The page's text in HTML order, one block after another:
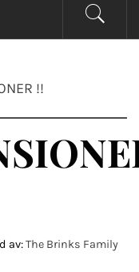
!!
av:The Brinks Family